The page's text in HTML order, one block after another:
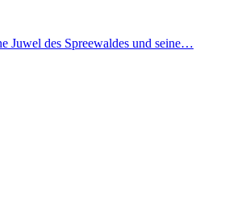
Juwel des Spreewaldes und seine…